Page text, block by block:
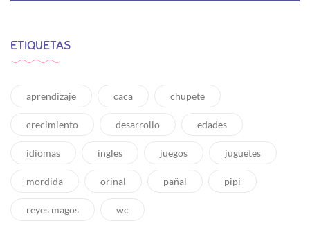
ETIQUETAS
aprendizaje caca chupete
crecimiento desarrollo edades
idiomas ingles juegos juguetes
mordida orinal pañal pipi
reyes magos wc